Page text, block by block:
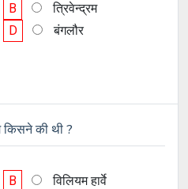
B
त्रिवेन्द्रम
D बंगलौर
किसने की थी ?
B
विलियम हार्वे